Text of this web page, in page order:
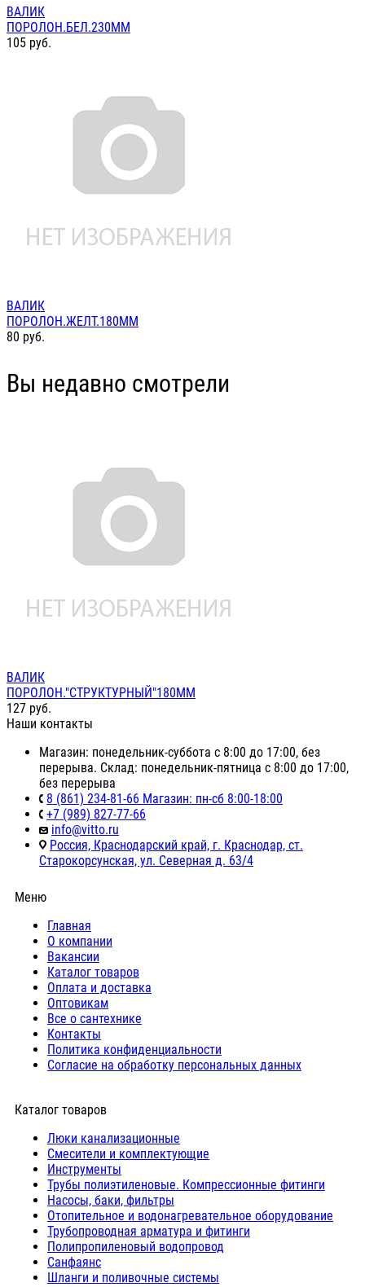
ВАЛИК
ПОРОЛОН.БЕЛ.230ММ
105 руб.
ВАЛИК
ПОРОЛОН.ЖЕЛТ.180ММ
80 руб.
Вы недавно смотрели
ВАЛИК
ПОРОЛОН."СТРУКТУРНЫЙ"180ММ
127 руб.
Наши контакты
Магазин: понедельник-суббота с 8:00 до 17:00, без
перерыва. Склад: понедельник-пятница с 8:00 до 17:00,
без перерыва
8 (861) 234-81-66 Магазин: пн-сб 8:00-18:00
+7 (989) 827-77-66
info@vitto.ru
Россия, Краснодарский край, г. Краснодар, ст.
Старокорсунская, ул. Северная д. 63/4
Меню
Главная
О компании
Вакансии
Каталог товаров
Оплата и доставка
Оптовикам
Все о сантехнике
Контакты
Политика конфиденциальности
Согласие на обработку персональных данных
Каталог товаров
Люки канализационные
Cмесители и комплектующие
Инструменты
Трубы полиэтиленовые. Компрессионные фитинги
Насосы, баки, фильтры
Отопительное и водонагревательное оборудование
Трубопроводная арматура и фитинги
Полипропиленовый водопровод
Санфаянс
Шланги и поливочные системы